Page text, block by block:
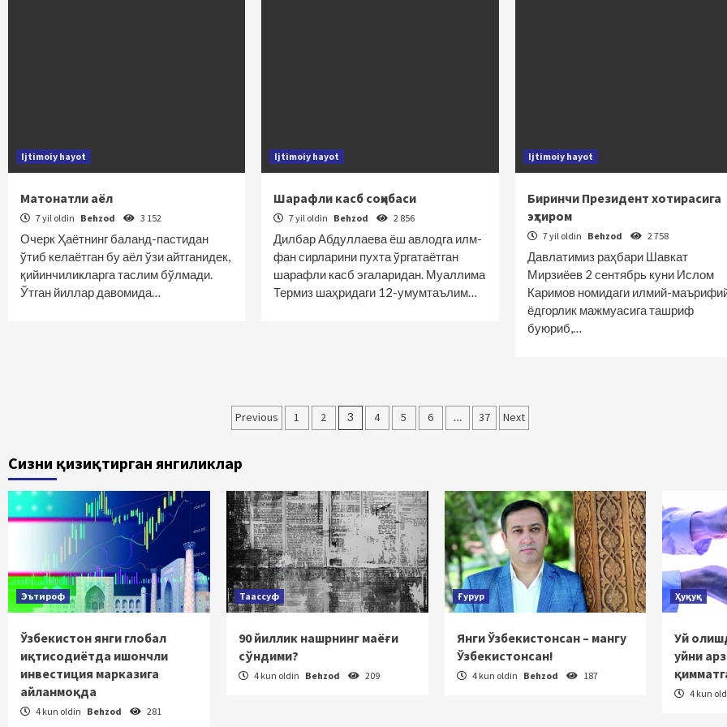
Ijtimoiy hayot
Матонатли аёл
7 yil oldin Behzod 3 152
Очерк Ҳаётнинг баланд-пастидан
ўтиб келаётган бу аёл ўзи айтганидек,
қийинчиликларга таслим бўлмади.
Ўтган йиллар давомида…
Ijtimoiy hayot
Шарафли касб соҳибаси
7 yil oldin Behzod 2 856
Дилбар Абдуллаева ёш авлодга илм-
фан сирларини пухта ўргатаётган
шарафли касб эгаларидан. Муаллима
Термиз шаҳридаги 12-умумтаълим…
Ijtimoiy hayot
Биринчи Президент хотирасига
эҳтиром
7 yil oldin Behzod 2 758
Давлатимиз раҳбари Шавкат
Мирзиёев 2 сентябрь куни Ислом
Каримов номидаги илмий-
ёдгорлик мажмуасига ташриф
буюриб,…
Maqolalar
harakatlanish
Previous 1 2 3 4 5 6 … 37 Next
Сизни қизиқтирган янгиликлар
Эътироф
Ўзбекистон янги глобал
иқтисодиётда ишончли
инвестиция марказига
айланмоқда
4 kun oldin Behzod 281
Таассуф
90 йиллик нашрнинг маёғи
сўндими?
4 kun oldin Behzod 209
Ғурур
Янги Ўзбекистонсан – мангу
Ўзбекистонсан!
4 kun oldin Behzod 187
Ҳуқуқ
Уй
уйни
4 kun